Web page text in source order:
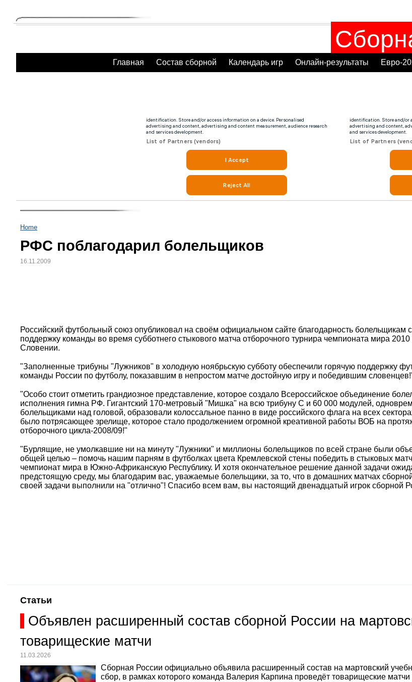
Главная Состав сборной Календарь игр Онлайн-результаты Евро-
Home
РФС поблагодарил болельщиков
16.11.2009
Российский футбольный союз опубликовал на своём официальном сайте благодарность болельщикам
поддержку команды во время субботнего стыкового матча отборочного турнира чемпионата мира 2010
Словении.
"Заполненные трибуны "Лужников" в холодную ноябрьскую субботу обеспечили горячую поддержку
команды России по футболу, показавшим в непростом матче достойную игру и победившим
"Особо стоит отметить грандиозное представление, которое создало Всероссийское объединение
исполнения гимна РФ. Гигантский 170-метровый "Мишка" на всю трибуну С и 60 000 модулей,
болельщиками над головой, образовали колоссальное панно в виде российского флага на всех
было потрясающее зрелище, которое стало продолжением огромной креативной работы ВОБ на
отборочного цикла-2008/09!"
"Бурлящие, не умолкавшие ни на минуту "Лужники" и миллионы болельщиков по всей стране были
общей целью – помочь нашим парням в футболках цвета Кремлевской стены победить в стыковых
чемпионат мира в Южно-Африканскую Республику. И хотя окончательное решение данной задачи
предстоящую среду, мы благодарим вас, уважаемые болельщики, за то, что в домашних матчах
своей задачи выполнили на "отлично"! Спасибо всем вам, вы настоящий двенадцатый игрок сборной
Статьи
Объявлен расширенный состав сборной России на
товарищеские матчи
11.03.2026
Сборная России официально объявила расширенный состав на мартовский
сбор, в рамках которого команда Валерия Карпина проведёт товарищеские матчи